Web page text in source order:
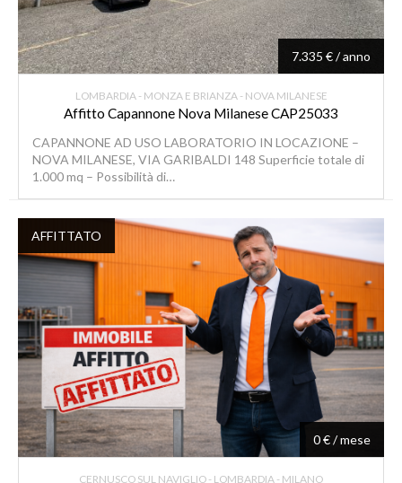
7.335 € / anno
LOMBARDIA - MONZA E BRIANZA - NOVA MILANESE
Affitto Capannone Nova Milanese CAP25033
CAPANNONE AD USO LABORATORIO IN LOCAZIONE –
NOVA MILANESE, VIA GARIBALDI 148 Superficie totale di
1.000 mq – Possibilità di…
AFFITTATO
0 € / mese
CERNUSCO SUL NAVIGLIO - LOMBARDIA - MILANO